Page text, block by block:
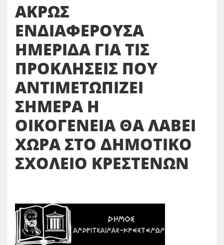
ΑΚΡΩΣ
ΕΝΔΙΑΦΕΡΟΥΣΑ
ΗΜΕΡΙΔΑ ΓΙΑ ΤΙΣ
ΠΡΟΚΛΗΣΕΙΣ ΠΟΥ
ΑΝΤΙΜΕΤΩΠΙΖΕΙ
ΣΗΜΕΡΑ Η
ΟΙΚΟΓΕΝΕΙΑ ΘΑ ΛΑΒΕΙ
ΧΩΡΑ ΣΤΟ ΔΗΜΟΤΙΚΟ
ΣΧΟΛΕΙΟ ΚΡΕΣΤΕΝΩΝ